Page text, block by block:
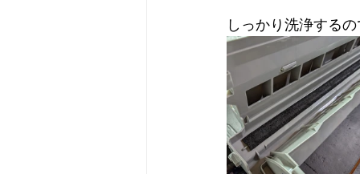
しっかり洗浄する